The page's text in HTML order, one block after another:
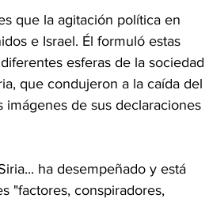
que la agitación política en
e Israel. Él formuló estas
esferas de la sociedad
que condujeron a la caída del
imágenes de sus declaraciones
ha desempeñado y está
"factores, conspiradores,